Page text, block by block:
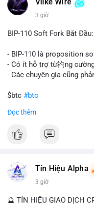
này có thể phản ánh ba
chuẩn bị thanh khoản
để nắm giữ dài hạn, thể
tán rủi ro. Với mức giá
gây sốc thanh khoản tức
tâm lý ngắn hạn nếu
Lời khuyên cho nhà đầu tư
hướng đi của dòng tiền.
rõ ràng về đích đến của số
#dongtienlon
Vlike Wire
3 giờ
BIP-110 Soft Fork Bắt
- BIP-110 là proposition
- Có ít hỗ trợ từ礿ng
- Các chuyên gia cũng
$btc #btc
#vlikevn
📰 Nguồn: CoinDesk
Đọc thêm
Tín Hiệu Alpha
3 giờ
🔮 TÍN HIỆU GIAO DỊCH